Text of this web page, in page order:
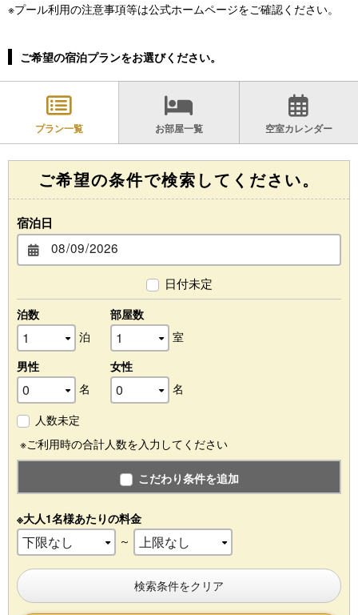
※プール利用の注意事項等は公式ホームページをご確認ください。
ご希望の宿泊プランをお選びください。
プラン一覧 お部屋一覧 空室カレンダー
ご希望の条件で検索してください。
宿泊日
日付未定
泊数
泊
部屋数
室
男性
名
女性
名
人数未定
※ご利用時の合計人数を入力してください
こだわり条件を追加
※大人1名様あたりの料金
～
検索条件をクリア